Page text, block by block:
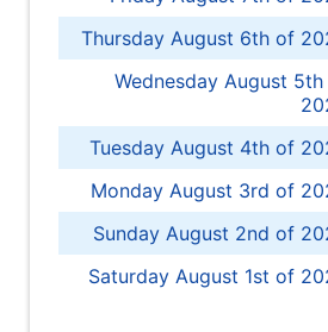
Thursday August 6th of
Wednesday August
Tuesday August 4th of
Monday August 3rd of
Sunday August 2nd of
Saturday August 1st of